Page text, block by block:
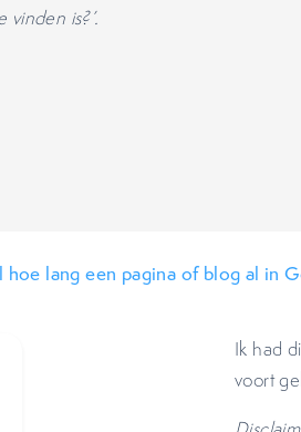
is?’.
hoe lang een pagina of blog al in
Ik had
voort